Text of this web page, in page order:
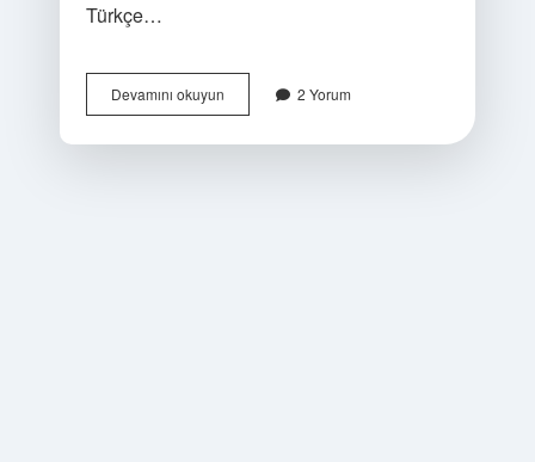
Türkçe…
Devamını okuyunEla
Hangi
2 Yorum